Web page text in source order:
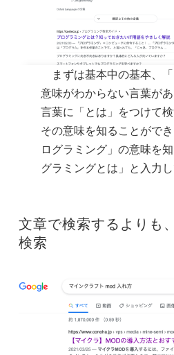
まずは基本中の基本、「
意味がわからない言葉が
言葉に「とは」をつけて
その意味を知ることがで
ログラミング」の意味を
グラミングとは」と入力し
文章で検索するよりも
検索